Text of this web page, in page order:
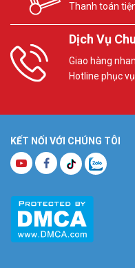
Thanh toán
Dịch Vụ
Giao hàng
Hotline phục
KẾT NỐI VỚI CHÚNG TÔI